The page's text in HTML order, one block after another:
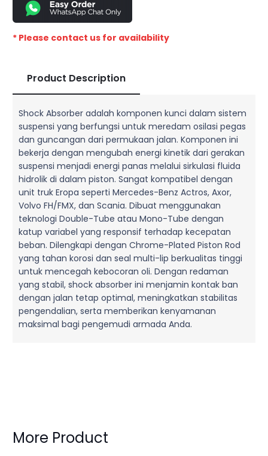
* Please contact us for availability
Product Description
Shock Absorber adalah komponen kunci dalam sistem
suspensi yang berfungsi untuk meredam osilasi pegas
dan guncangan dari permukaan jalan. Komponen ini
bekerja dengan mengubah energi kinetik dari gerakan
suspensi menjadi energi panas melalui sirkulasi fluida
hidrolik di dalam piston. Sangat kompatibel dengan
unit truk Eropa seperti Mercedes-Benz Actros, Axor,
Volvo FH/FMX, dan Scania. Dibuat menggunakan
teknologi Double-Tube atau Mono-Tube dengan
katup variabel yang responsif terhadap kecepatan
beban. Dilengkapi dengan Chrome-Plated Piston Rod
yang tahan korosi dan seal multi-lip berkualitas tinggi
untuk mencegah kebocoran oli. Dengan redaman
yang stabil, shock absorber ini menjamin kontak ban
dengan jalan tetap optimal, meningkatkan stabilitas
pengendalian, serta memberikan kenyamanan
maksimal bagi pengemudi armada Anda.
More Product